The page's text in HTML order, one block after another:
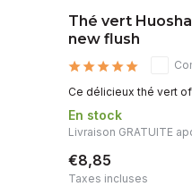
Thé vert
new flush
Ce délicieux thé vert
En stock
Livraison GRATUITE
€8,85
Taxes incluses